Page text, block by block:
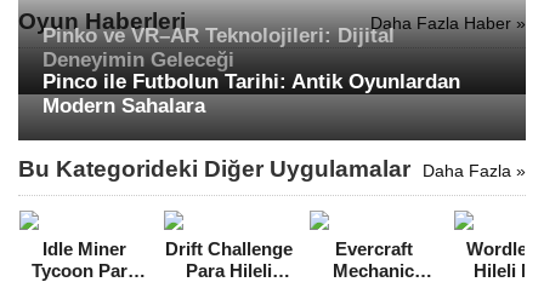
Oyun Haberleri Daha Fazla Haber »
Pinko ve VR–AR Teknolojileri: Dijital
Deneyimin Geleceği
Pinco ile Futbolun Tarihi: Antik Oyunlardan
Modern Sahalara
Bu Kategorideki Diğer Uygulamalar Daha Fazla »
Idle Miner
Tycoon Para
Drift Challenge
Para Hileli
Evercraft
Mechanic
Wordle
Hileli